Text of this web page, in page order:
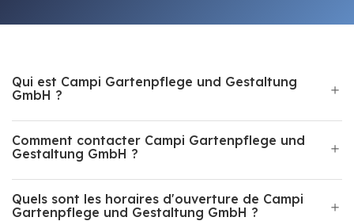
Qui est Campi Gartenpflege und Gestaltung
GmbH ?
Comment contacter Campi Gartenpflege und
Gestaltung GmbH ?
Quels sont les horaires d'ouverture de Campi
Gartenpflege und Gestaltung GmbH ?